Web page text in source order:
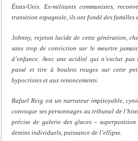
États-Unis. Ex-militants communistes,
transition espagnole, ils ont fondé des familles
Johnny, rejeton lucide de cette génération,
sans trop de conviction sur le meurtre
d’enfance. Avec une acidité qui n’exclut
passé et tire à boulets rouges sur cette
hypocrisies et aux renoncements.
Rafael Reig est un narrateur impitoyable,
convoque ses personnages au tribunal de
précise de galerie des glaces – superposition
destins individuels, puissance de l’ellipse.